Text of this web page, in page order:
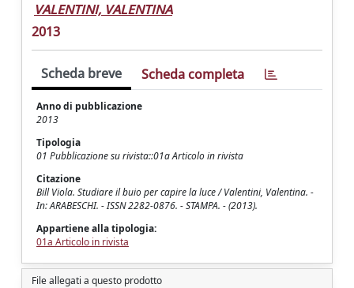
VALENTINI, VALENTINA
2013
Scheda breve Scheda completa
Anno di pubblicazione
2013
Tipologia
01 Pubblicazione su rivista::01a Articolo in rivista
Citazione
Bill Viola. Studiare il buio per capire la luce / Valentini, Valentina. -
In: ARABESCHI. - ISSN 2282-0876. - STAMPA. - (2013).
Appartiene alla tipologia:
01a Articolo in rivista
File allegati a questo prodotto